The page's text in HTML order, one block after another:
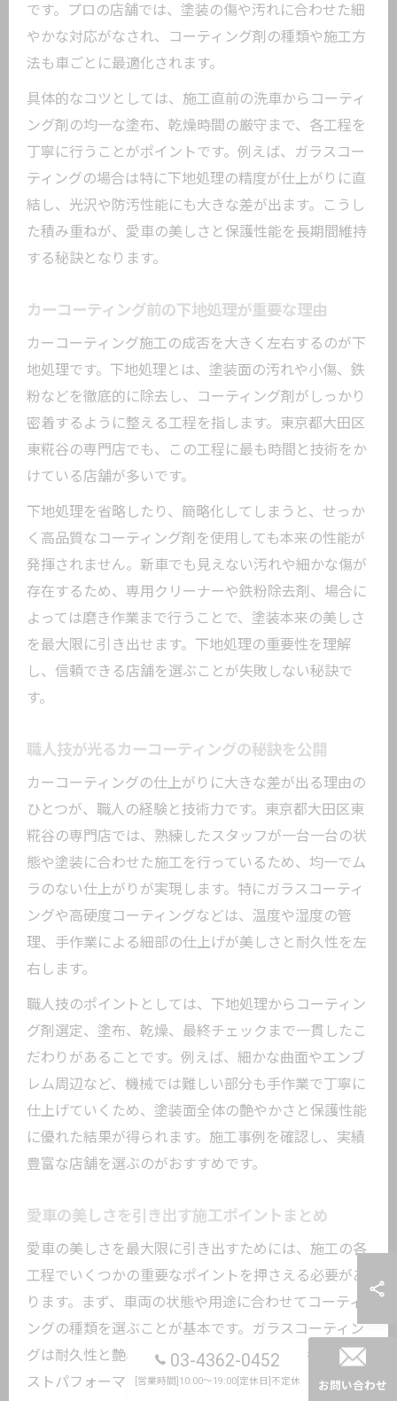
です。プロの店舗では、塗装の傷や汚れに合わせた細
やかな対応がなされ、コーティング剤の種類や施工方
法も車ごとに最適化されます。
具体的なコツとしては、施工直前の洗車からコーティ
ング剤の均一な塗布、乾燥時間の厳守まで、各工程を
丁寧に行うことがポイントです。例えば、ガラスコー
ティングの場合は特に下地処理の精度が仕上がりに直
結し、光沢や防汚性能にも大きな差が出ます。こうし
た積み重ねが、愛車の美しさと保護性能を長期間維持
する秘訣となります。
カーコーティング前の下地処理が重要な理由
カーコーティング施工の成否を大きく左右するのが下
地処理です。下地処理とは、塗装面の汚れや小傷、鉄
粉などを徹底的に除去し、コーティング剤がしっかり
密着するように整える工程を指します。東京都大田区
東糀谷の専門店でも、この工程に最も時間と技術をか
けている店舗が多いです。
下地処理を省略したり、簡略化してしまうと、せっか
く高品質なコーティング剤を使用しても本来の性能が
発揮されません。新車でも見えない汚れや細かな傷が
存在するため、専用クリーナーや鉄粉除去剤、場合に
よっては磨き作業まで行うことで、塗装本来の美しさ
を最大限に引き出せます。下地処理の重要性を理解
し、信頼できる店舗を選ぶことが失敗しない秘訣で
す。
職人技が光るカーコーティングの秘訣を公開
カーコーティングの仕上がりに大きな差が出る理由の
ひとつが、職人の経験と技術力です。東京都大田区東
糀谷の専門店では、熟練したスタッフが一台一台の状
態や塗装に合わせた施工を行っているため、均一でム
ラのない仕上がりが実現します。特にガラスコーティ
ングや高硬度コーティングなどは、温度や湿度の管
理、手作業による細部の仕上げが美しさと耐久性を左
右します。
職人技のポイントとしては、下地処理からコーティン
グ剤選定、塗布、乾燥、最終チェックまで一貫したこ
だわりがあることです。例えば、細かな曲面やエンブ
レム周辺など、機械では難しい部分も手作業で丁寧に
仕上げていくため、塗装面全体の艶やかさと保護性能
に優れた結果が得られます。施工事例を確認し、実績
豊富な店舗を選ぶのがおすすめです。
愛車の美しさを引き出す施工ポイントまとめ
愛車の美しさを最大限に引き出すためには、施工の各
工程でいくつかの重要なポイントを押さえる必要があ
ります。まず、車両の状態や用途に合わせてコーティ
ングの種類を選ぶことが基本です。ガラスコーティン
グは耐久性と艶、ポリマーコーティングは手軽さとコ
ストパフォーマンスが特徴となります。
03-4362-0452
[営業時間]10:00～19:00[定休日]不定休 お問い合わせ